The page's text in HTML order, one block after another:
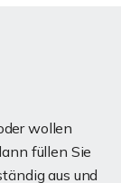
wollen
füllen Sie
aus und